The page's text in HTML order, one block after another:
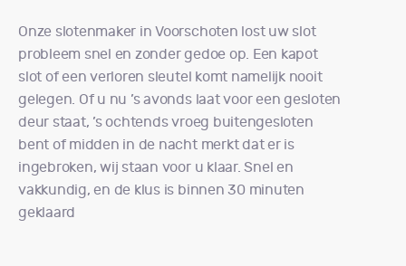
Onze slotenmaker in Voorschoten lost uw slot
probleem snel en zonder gedoe op. Een kapot
slot of een verloren sleutel komt namelijk nooit
gelegen. Of u nu ’s avonds laat voor een gesloten
deur staat, ’s ochtends vroeg buitengesloten
bent of midden in de nacht merkt dat er is
ingebroken, wij staan voor u klaar. Snel en
vakkundig, en de klus is binnen 30 minuten
geklaard